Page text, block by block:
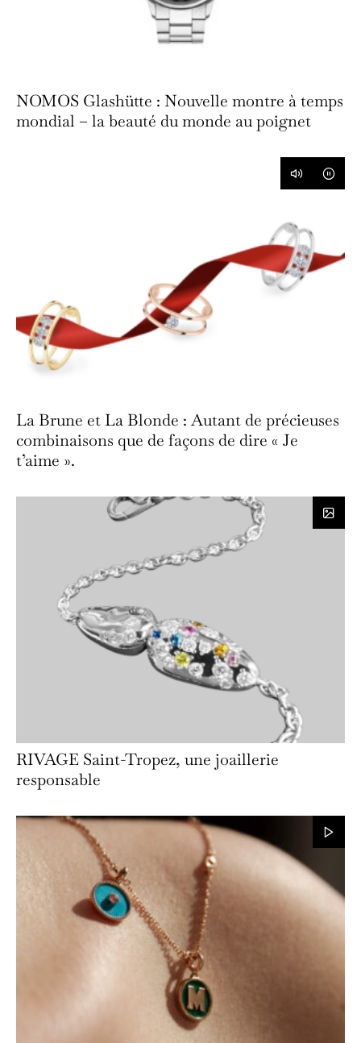
NOMOS Glashütte : Nouvelle montre à temps
mondial – la beauté du monde au poignet
La Brune et La Blonde : Autant de précieuses
combinaisons que de façons de dire « Je
t’aime ».
RIVAGE Saint-Tropez, une joaillerie
responsable